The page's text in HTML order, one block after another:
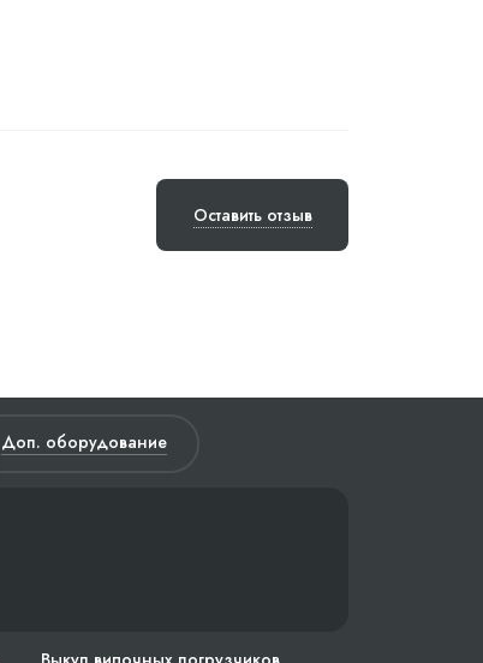
Оставить отзыв
Доп. оборудование